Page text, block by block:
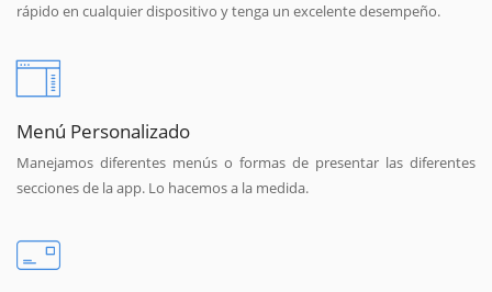
rápido en cualquier dispositivo y tenga un excelente desempeño.
Menú Personalizado
Manejamos diferentes menús o formas de presentar las diferentes
secciones de la app. Lo hacemos a la medida.